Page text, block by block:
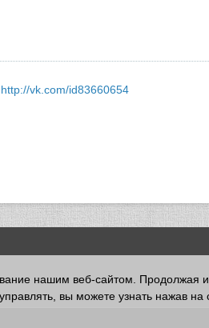
http://vk.com/id83660654
нашим веб-сайтом. Продолжая
вы можете узнать нажав на